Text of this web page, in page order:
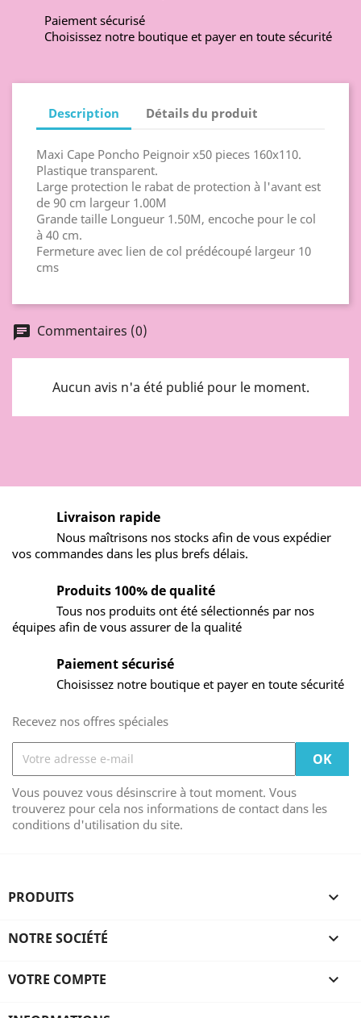
Paiement sécurisé
Choisissez notre boutique et payer en toute sécurité
Description Détails du produit
Maxi Cape Poncho Peignoir x50 pieces 160x110.
Plastique transparent.
Large protection le rabat de protection à l'avant est
de 90 cm largeur 1.00M
Grande taille Longueur 1.50M, encoche pour le col
à 40 cm.
Fermeture avec lien de col prédécoupé largeur 10
cms
chat Commentaires (0)
Aucun avis n'a été publié pour le moment.
Livraison rapide
Nous maîtrisons nos stocks afin de vous expédier
vos commandes dans les plus brefs délais.
Produits 100% de qualité
Tous nos produits ont été sélectionnés par nos
équipes afin de vous assurer de la qualité
Paiement sécurisé
Choisissez notre boutique et payer en toute sécurité
Recevez nos offres spéciales
Vous pouvez vous désinscrire à tout moment. Vous
trouverez pour cela nos informations de contact dans les
conditions d'utilisation du site.
PRODUITS 
NOTRE SOCIÉTÉ 
VOTRE COMPTE 